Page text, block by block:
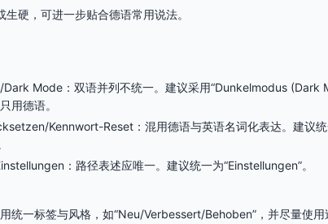
硬，可进一步贴合德语常用说法。
Mode：双语并列不统一。建议采用“Dunkelmodus (Dark
用德语。
Kennwort-Reset：混用德语与英语名词化表达。建议
：路径表述应唯一。建议统一为“Einstellungen”。
统一标签与风格，如“Neu/Verbessert/Behoben”，并尽量使